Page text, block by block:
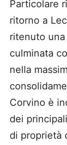
Particolare
ritorno a
ritenuto
culminata
nella
Corvino è
dei
di proprietà